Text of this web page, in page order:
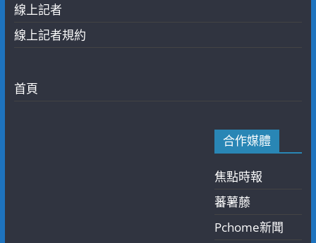
線上記者
線上記者規約
首頁
合作媒體
焦點時報
蕃薯藤
Pchome新聞